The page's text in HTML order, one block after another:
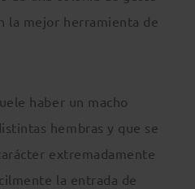
la mejor herramienta de
haber un macho
hembras y que se
extremadamente
la entrada de